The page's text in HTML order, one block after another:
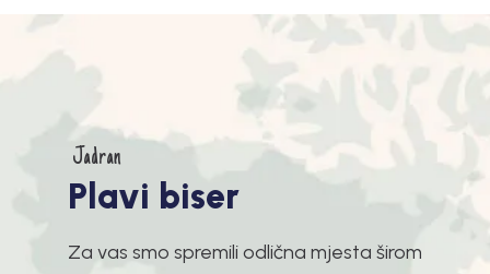
Jadran
P avi biser
Za vas smo spremili odlična mjesta širom